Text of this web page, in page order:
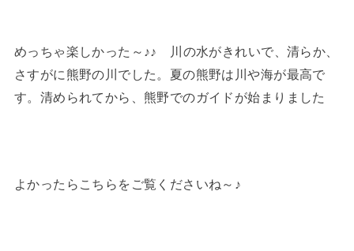
めっちゃ楽しかった～♪♪ 川の水がきれいで、清らか、
さすがに熊野の川でした。夏の熊野は川や海が最高で
す。清められてから、熊野でのガイドが始まりました
よかったらこちらをご覧くださいね～♪